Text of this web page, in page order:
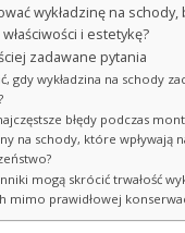
wykładzinę na schody,
i estetykę?
zadawane pytania
gdy wykładzina na schody
błędy podczas
na schody, które wpływają
mogą skrócić trwałość
mimo prawidłowej